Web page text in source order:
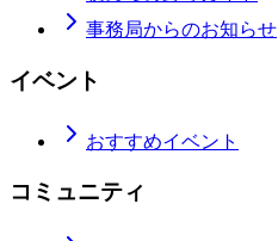
事務局からのお知らせ
イベント
おすすめイベント
コミュニティ